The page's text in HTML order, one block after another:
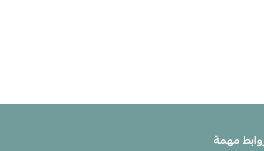
مهمة